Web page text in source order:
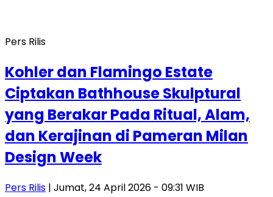
Pers Rilis
Kohler dan Flamingo Estate
Ciptakan Bathhouse Skulptural
yang Berakar Pada Ritual, Alam,
dan Kerajinan di Pameran Milan
Design Week
Pers Rilis | Jumat, 24 April 2026 - 09:31 WIB